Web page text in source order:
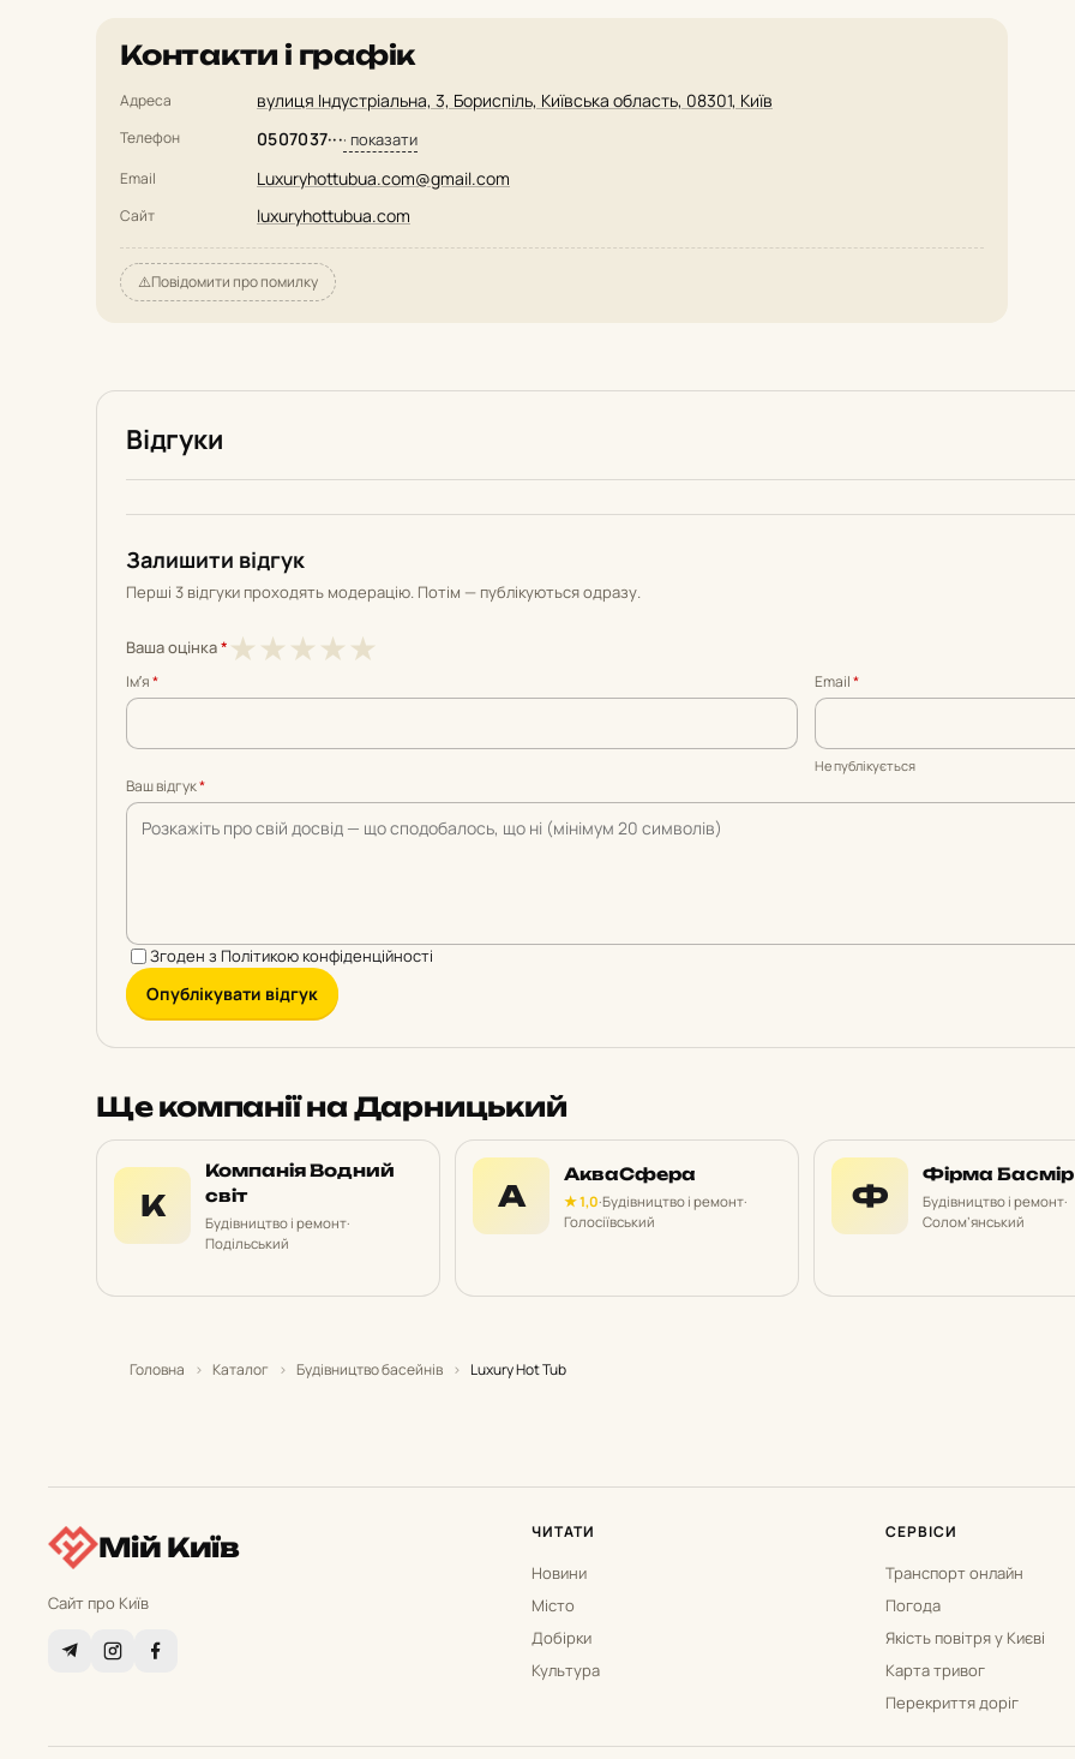
Контакти і графік
Адреса вулиця Індустріальна, 3, Бориспіль, Київська область, 08301, Київ
Телефон 0507037···· показати
Email Luxuryhottubua.com@gmail.com
Сайт luxuryhottubua.com
⚠️Повідомити про помилку
Відгуки
Залишити відгук
Перші 3 відгуки проходять модерацію. Потім — публікуються одразу.
Ваша оцінка* ★
5
★4
5
★3
5
★2
5
★1
5
Імʼя* Email*
Не публікується
Ваш відгук*
Згоден з Політикою конфіденційності
Опублікувати відгук
Ще компанії на Дарницький
К
Компанія Водний
світ
Будівництво і ремонт·
Подільський
А
АкваСфера
★ 1,0·Будівництво і ремонт·
Голосіївський
Ф
Фірма Басмір
Будівництво і ремонт·
Солом’янський
Головна › Каталог › Будівництво басейнів › Luxury Hot Tub
Мій Київ
Сайт про Київ
ЧИТАТИ
Новини
Місто
Добірки
Культура
СЕРВІСИ
Транспорт онлайн
Погода
Якість повітря у Києві
Карта тривог
Перекриття доріг